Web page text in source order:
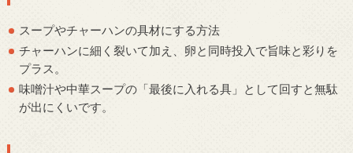
スープやチャーハンの具材にする方法
チャーハンに細く裂いて加え、卵と同時投入で旨味と彩りを
プラス。
味噌汁や中華スープの「最後に入れる具」として回すと無駄
が出にくいです。